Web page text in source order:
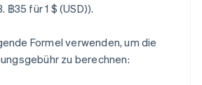
35 für 1 $ (USD)).
Formel verwenden, um die
zu berechnen: